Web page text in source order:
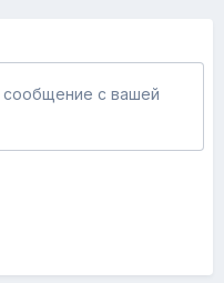
сообщение с вашей